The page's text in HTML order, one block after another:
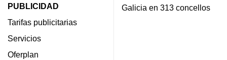
PUBLICIDAD
Tarifas publicitarias
Servicios
Oferplan
Galicia en 313 concellos